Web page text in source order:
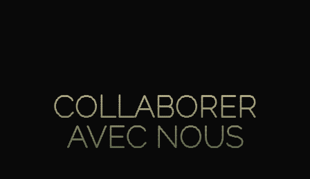
COLLABORER
AVEC NOUS